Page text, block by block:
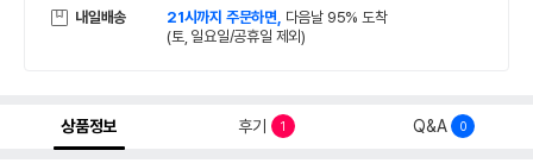
내일배송 21시까지 주문하면, 다음날 95% 도착
(토, 일요일/공휴일 제외)
상품정보 후기 1 Q&A 0